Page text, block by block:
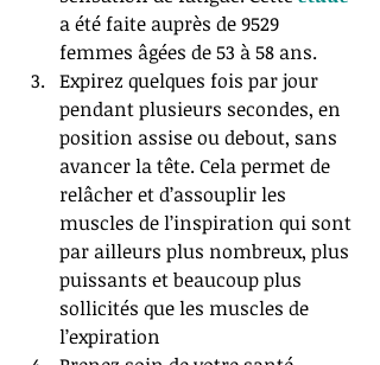
a été faite auprès de 9529
femmes âgées de 53 à 58 ans.
Expirez quelques fois par jour
pendant plusieurs secondes, en
position assise ou debout, sans
avancer la tête. Cela permet de
relâcher et d’assouplir les
muscles de l’inspiration qui sont
par ailleurs plus nombreux, plus
puissants et beaucoup plus
sollicités que les muscles de
l’expiration